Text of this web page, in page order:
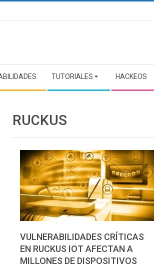
TUTORIALES HACKEOS
RUCKUS
VULNERABILIDADES CRÍTICAS
EN RUCKUS IOT AFECTAN A
MILLONES DE DISPOSITIVOS